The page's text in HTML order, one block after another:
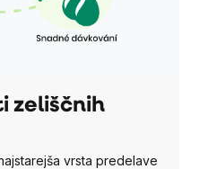
zeliščnih
vrsta predelave